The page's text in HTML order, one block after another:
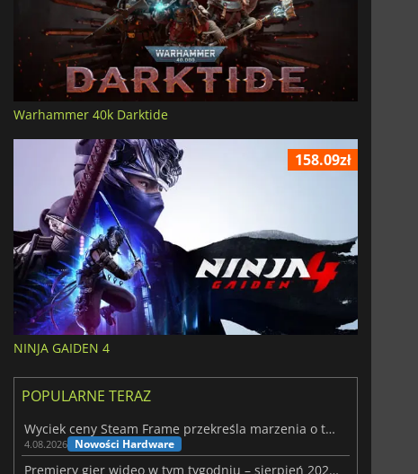
Warhammer 40k Darktide
158.09zł
NINJA GAIDEN 4
POPULARNE TERAZ
Wyciek ceny Steam Frame przekreśla marzenia o tanim zestawie VR
4.08.2026 Nowości Hardware
Premiery gier wideo w tym tygodniu – sierpień 2026 r. (32. tydzień)